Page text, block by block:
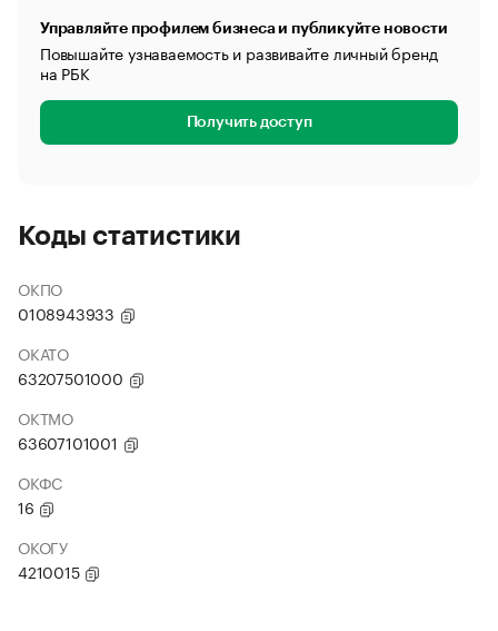
Управляйте профилем бизнеса и публикуйте новости
Повышайте узнаваемость и развивайте личный бренд
на РБК
Получить доступ
Коды статистики
ОКПО
0108943933
ОКАТО
63207501000
ОКТМО
63607101001
ОКФС
16
ОКОГУ
4210015